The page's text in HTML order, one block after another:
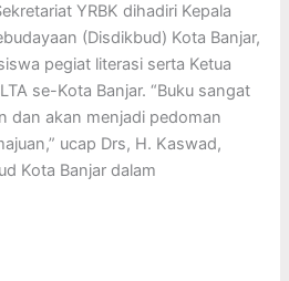
YRBK dihadiri Kepala
(Disdikbud) Kota Banjar,
pegiat literasi serta Ketua
se-Kota Banjar. “Buku sangat
dan akan menjadi pedoman
ucap Drs, H. Kaswad,
Kota Banjar dalam